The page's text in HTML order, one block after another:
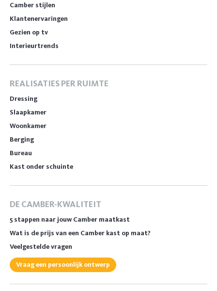
Camber stijlen
Klantenervaringen
Gezien op tv
Interieurtrends
REALISATIES PER RUIMTE
Dressing
Slaapkamer
Woonkamer
Berging
Bureau
Kast onder schuinte
DE CAMBER-KWALITEIT
5 stappen naar jouw Camber maatkast
Wat is de prijs van een Camber kast op maat?
Veelgestelde vragen
Vraag een persoonlijk ontwerp